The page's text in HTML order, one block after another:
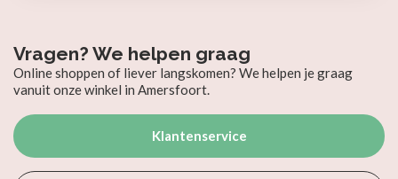
Vragen? We helpen graag
Online shoppen of liever langskomen? We helpen je graag
vanuit onze winkel in Amersfoort.
Klantenservice